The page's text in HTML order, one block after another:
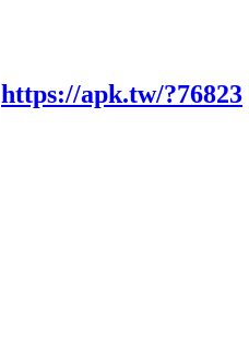
https://apk.tw/?76823